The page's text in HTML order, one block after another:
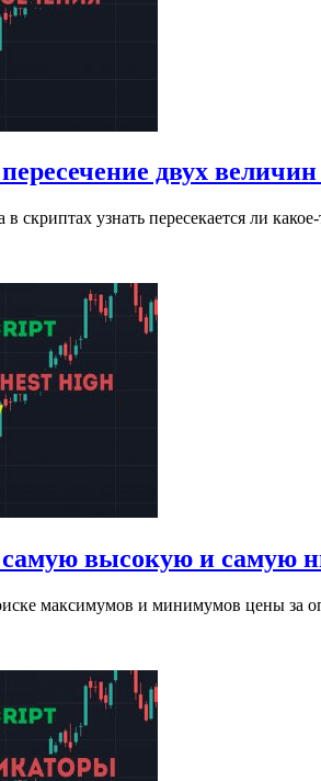
двух
в скриптах узнать пересекается ли
высокую и самую
максимумов и минимумов цены за